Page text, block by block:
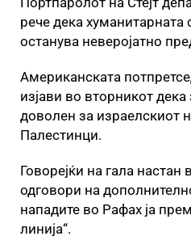
рече дека хуманитарната
останува неверојатно
Американската
изјави во вторникот дека
доволен за израелскиот
Палестинци.
Говорејќи на гала
одговори на
нападите во Рафах ја
линија“.